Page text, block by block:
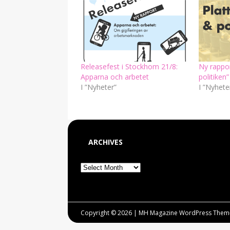
Releasefest i Stockhom 21/8:
Apparna och arbetet
I ”Nyheter”
Ny
politiken”
I
ARCHIVES
Copyright © 2026 | MH Magazine WordPress